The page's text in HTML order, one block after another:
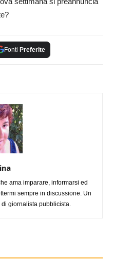
Fonti Preferite
ama imparare, informarsi ed
sempre in discussione. Un
giornalista pubblicista.